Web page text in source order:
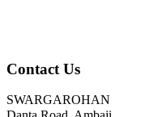
Contact Us
SWARGAROHAN